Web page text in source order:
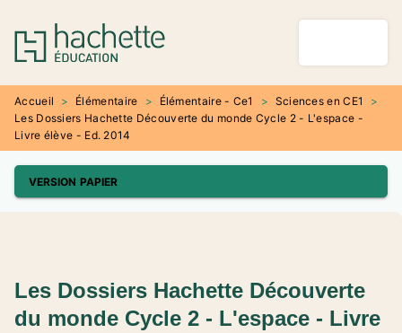
MENU RECHERCHE
PIED DE PAGE
Accueil > Élémentaire > Élémentaire - Ce1 > Sciences en CE1
>
Les Dossiers Hachette Découverte du monde Cycle 2 - L'espace -
Livre élève - Ed. 2014
VERSION PAPIER
Les Dossiers Hachette Découverte
du monde Cycle 2 - L'espace - Livre